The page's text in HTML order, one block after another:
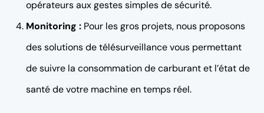
opérateurs aux gestes simples de sécurité.
Monitoring : Pour les gros projets, nous proposons
des solutions de télésurveillance vous permettant
de suivre la consommation de carburant et l’état de
santé de votre machine en temps réel.